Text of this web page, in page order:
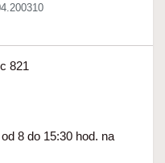
821
8 do 15:30 hod. na